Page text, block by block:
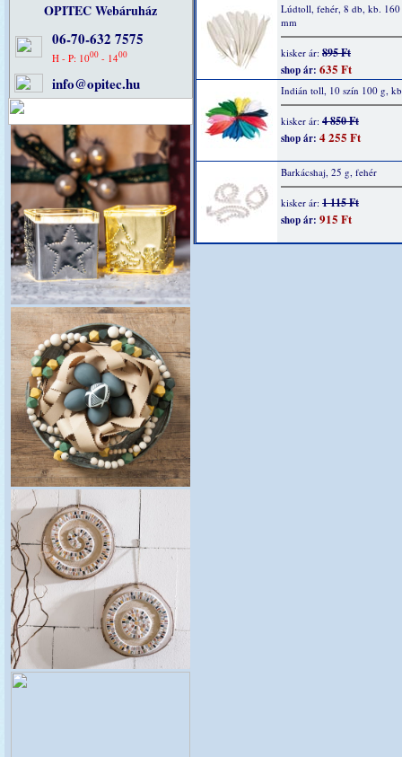
OPITEC Webáruház
06-70-632 7575
H - P: 1000- 1400
info@opitec.hu
Lúdtoll, fehér, 8 db, kb.
mm
kisker ár: 895 Ft
shop ár: 635 Ft
Indián toll, 10 szín 100 g,
kisker ár: 4 850 Ft
shop ár: 4 255 Ft
Barkácshaj, 25 g, fehér
kisker ár: 1 115 Ft
shop ár: 915 Ft